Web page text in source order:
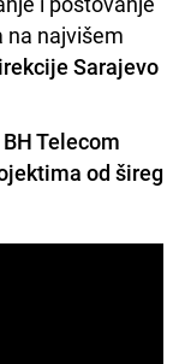
na najvišem
Sarajevo
BH Telecom
od šireg